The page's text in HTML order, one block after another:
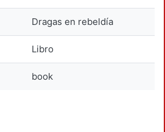
Dragas en rebeldía
Libro
book